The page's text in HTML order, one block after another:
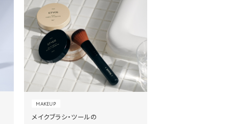
MAKEUP
メイクブラシ・ツールの